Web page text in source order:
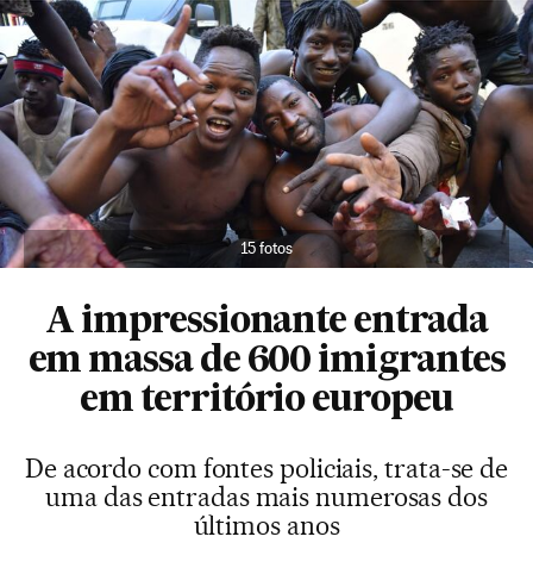
15 fotos
A impressionante entrada
em massa de 600 imigrantes
em território europeu
De acordo com fontes policiais, trata-se de
uma das entradas mais numerosas dos
últimos anos